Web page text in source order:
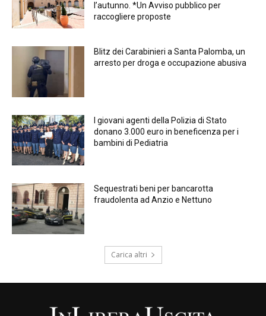
l’autunno. *Un Avviso pubblico per
raccogliere proposte
Blitz dei Carabinieri a Santa Palomba, un
arresto per droga e occupazione abusiva
I giovani agenti della Polizia di Stato
donano 3.000 euro in beneficenza per i
bambini di Pediatria
Sequestrati beni per bancarotta
fraudolenta ad Anzio e Nettuno
Carica altri